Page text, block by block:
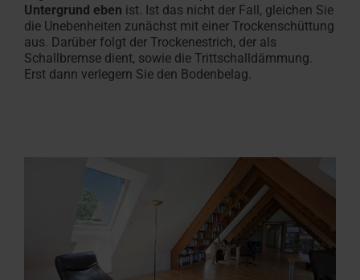
Untergrund eben ist. Ist das nicht der Fall, gleichen Sie
die Unebenheiten zunächst mit einer Trockenschüttung
aus. Darüber folgt der Trockenestrich, der als
Schallbremse dient, sowie die Trittschalldämmung.
Erst dann verlegern Sie den Bodenbelag.